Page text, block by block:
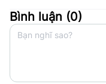
Bình luận (0)